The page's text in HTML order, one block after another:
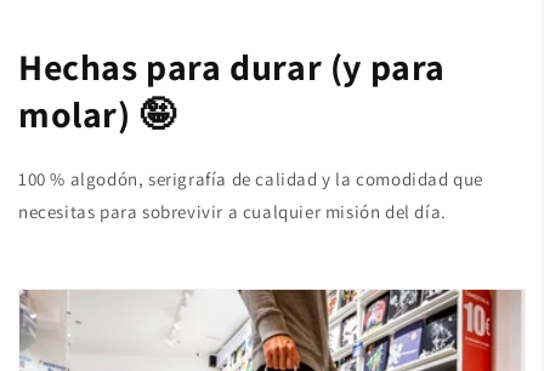
Hechas para durar (y para
molar) 🤪
100 % algodón, serigrafía de calidad y la comodidad que
necesitas para sobrevivir a cualquier misión del día.